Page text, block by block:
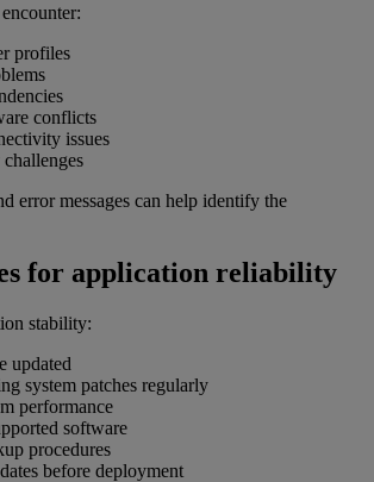
profiles
conflicts
issues
error messages can help identify the
for application reliability
stability:
updated
system patches regularly
performance
software
procedures
before deployment